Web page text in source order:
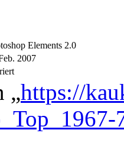
Elements 2.0
2007
„https://